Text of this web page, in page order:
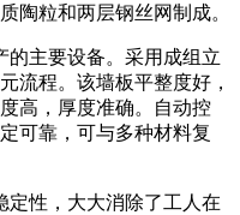
陶粒和两层钢丝网制成。
主要设备。采用成组立
流程。该墙板平整度好，
高，厚度准确。自动控
可靠，可与多种材料复
性，大大消除了工人在